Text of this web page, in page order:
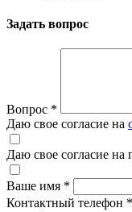
Задать вопрос
Вопрос *
Даю свое согласие на
Даю свое согласие
Ваше имя *
Контактный телефон *